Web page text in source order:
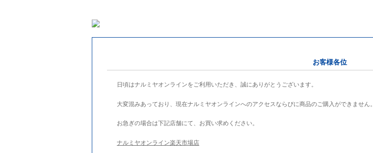
お客様各位
日頃はナルミヤオンラインをご利用いただき、誠にありがとうございます。
大変混みあっており、現在ナルミヤオンラインへのアクセスならびに商品のご購入ができません。
お急ぎの場合は下記店舗にて、お買い求めください。
ナルミヤオンライン楽天市場店